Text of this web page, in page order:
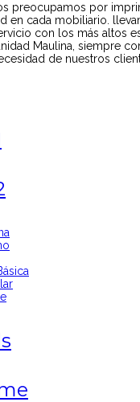
preocupamos por
en cada mobiliario.
con los más altos
Maulina, siempre
de nuestros